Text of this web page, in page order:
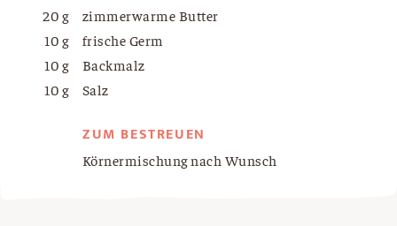
20 g
zimmerwarme Butter
10 g
frische Germ
10 g
Backmalz
10 g
Salz
ZUM BESTREUEN
Körnermischung nach Wunsch